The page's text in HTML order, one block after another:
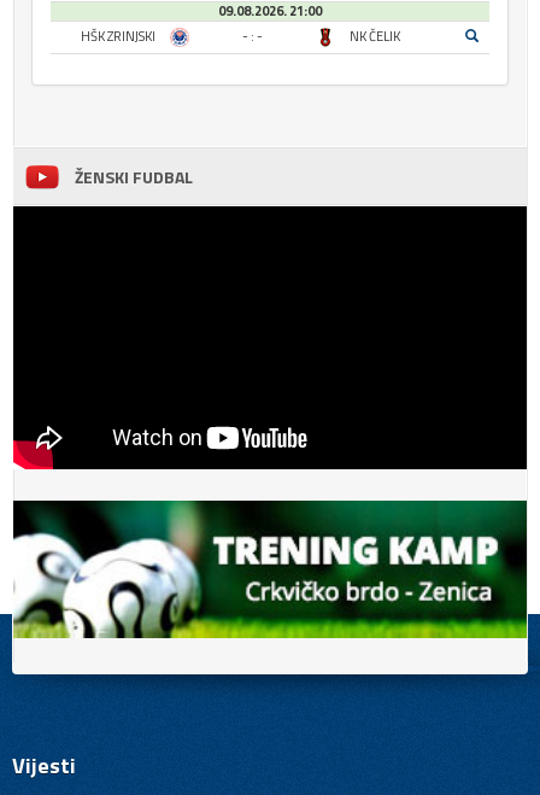
09.08.2026. 21:00
HŠK ZRINJSKI
- : - NK ČELIK
ŽENSKI FUDBAL
Vijesti